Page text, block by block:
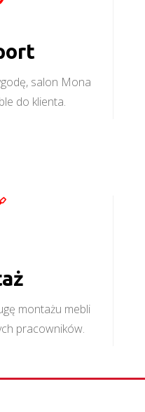
salon Mona
do klienta.
montażu mebli
pracowników.